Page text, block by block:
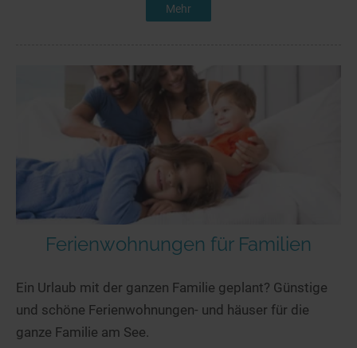
Mehr
Ferienwohnungen für Familien
Ein Urlaub mit der ganzen Familie geplant? Günstige
und schöne Ferienwohnungen- und häuser für die
ganze Familie am See.